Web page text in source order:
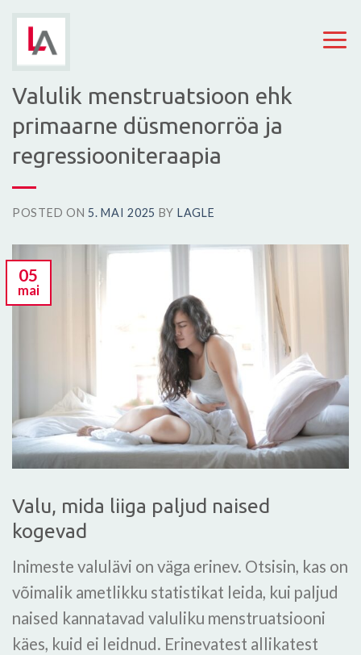
content
Valulik menstruatsioon ehk
primaarne düsmenorröa ja
regressiooniteraapia
POSTED ON5. MAI 2025 BY LAGLE
05
mai
Valu, mida liiga paljud naised
kogevad
Inimeste valulävi on väga erinev. Otsisin, kas on
võimalik ametlikku statistikat leida, kui paljud
naised kannatavad valuliku menstruatsiooni
käes, kuid ei leidnud. Erinevatest allikatest